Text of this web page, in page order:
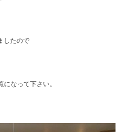
したので
なって下さい。